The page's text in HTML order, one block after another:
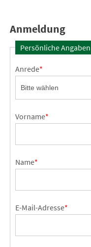
Anmeldung
Persönliche Angaben
Anrede*
Vorname*
Name*
E-Mail-Adresse*